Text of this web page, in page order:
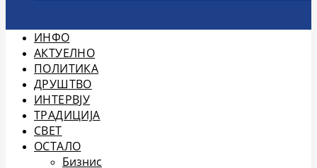
ИНФО
АКТУЕЛНО
ПОЛИТИКА
ДРУШТВО
ИНТЕРВЈУ
ТРАДИЦИЈА
СВЕТ
ОСТАЛО
Бизнис